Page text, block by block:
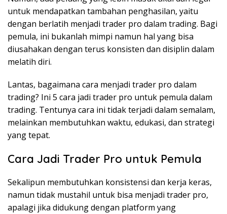
untuk mendapatkan tambahan penghasilan, yaitu
dengan berlatih menjadi trader pro dalam trading. Bagi
pemula, ini bukanlah mimpi namun hal yang bisa
diusahakan dengan terus konsisten dan disiplin dalam
melatih diri.
Lantas, bagaimana cara menjadi trader pro dalam
trading? Ini 5 cara jadi trader pro untuk pemula dalam
trading. Tentunya cara ini tidak terjadi dalam semalam,
melainkan membutuhkan waktu, edukasi, dan strategi
yang tepat.
Cara Jadi Trader Pro untuk Pemula
Sekalipun membutuhkan konsistensi dan kerja keras,
namun tidak mustahil untuk bisa menjadi trader pro,
apalagi jika didukung dengan platform yang